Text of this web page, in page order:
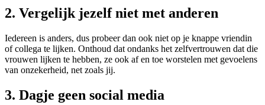
2. Vergelijk jezelf niet met anderen
Iedereen is anders, dus probeer dan ook niet op je knappe vriendin
of collega te lijken. Onthoud dat ondanks het zelfvertrouwen dat die
vrouwen lijken te hebben, ze ook af en toe worstelen met gevoelens
van onzekerheid, net zoals jij.
3. Dagje geen social media